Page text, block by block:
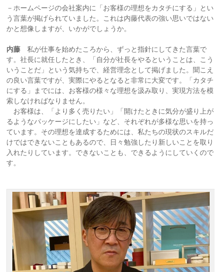
－ホームページの会社案内に「お客様の理想をカタチにする」とい
う言葉が掲げられていました。これは内藤代表の強い思いではない
かと想像しますが、いかがでしょうか。
内藤
私が仕事を始めたころから、ずっと指針にしてきた言葉で
す。社長に就任したとき、「自分が社長をやるということは、こう
いうことだ」という気持ちで、経営理念として掲げました。聞こえ
の良い言葉ですが、実際にやるとなると非常に大変です。「カタチ
にする」までには、お客様の様々な理想を汲み取り、実現方法を模
索しなければなりません。
お客様は、「より多く売りたい」「開けたときに気分が盛り上が
るようなパッケージにしたい」など、それぞれが多様な思いを持っ
ています。その理想を達成するためには、私たちの現状のスキルだ
けではできないこともあるので、日々勉強したり新しいことを取り
入れたりしています。できないことも、できるようにしていくので
す。